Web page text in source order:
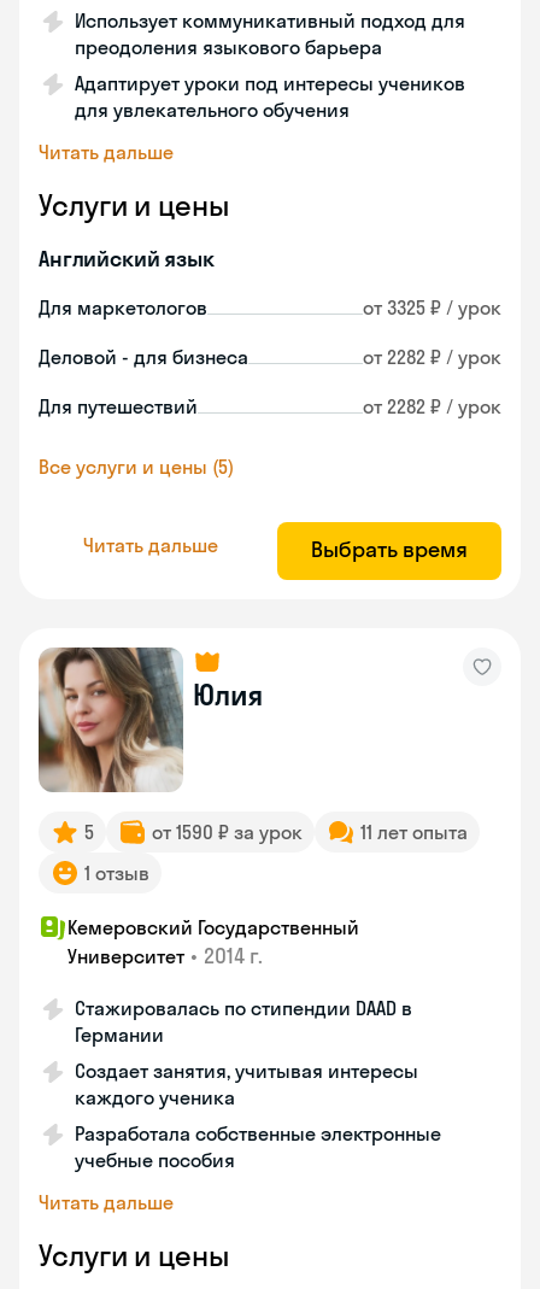
Использует коммуникативный подход для
преодоления языкового барьера
Адаптирует уроки под интересы учеников
для увлекательного обучения
Читать дальше
Услуги и цены
Английский язык
Для маркетологов от 3325 ₽ / урок
Деловой - для бизнеса от 2282 ₽ / урок
Для путешествий от 2282 ₽ / урок
Все услуги и цены (5)
Читать дальше Выбрать время
Юлия
5 от 1590 ₽ за урок
11 лет опыта
1 отзыв
Кемеровский Государственный
Университет • 2014 г.
Стажировалась по стипендии DAAD в
Германии
Создает занятия, учитывая интересы
каждого ученика
Разработала собственные электронные
учебные пособия
Читать дальше
Услуги и цены